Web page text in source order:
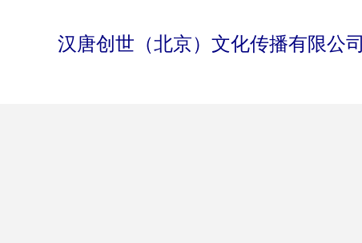
汉唐创世（北京）文化传播有限公司